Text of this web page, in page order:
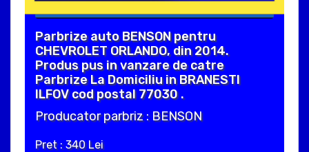
Parbrize auto BENSON pentru
CHEVROLET ORLANDO, din 2014.
Produs pus in vanzare de catre
Parbrize La Domiciliu in BRANESTI
ILFOV cod postal 77030 .
Producator parbriz : BENSON
Pret : 340 Lei